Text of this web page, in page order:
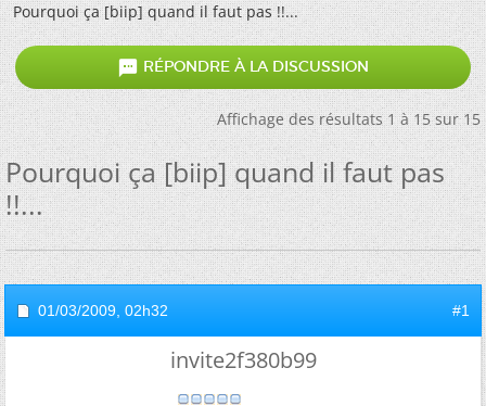
Pourquoi ça [biip] quand il faut pas !!...
 RÉPONDRE À LA DISCUSSION
Affichage des résultats 1 à 15 sur 15
Pourquoi ça [biip] quand il faut pas
!!...
01/03/2009, 02h32 #1
invite2f380b99